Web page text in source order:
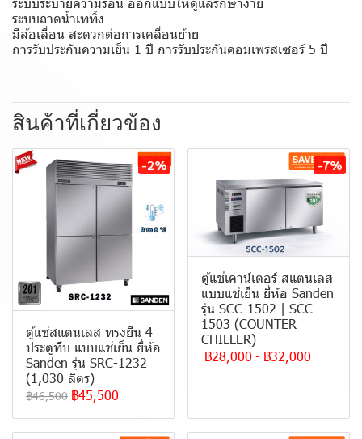
ระบบถาดน้ำเททิ้ง
มีล้อเลื่อน สะดวกต่อการเคลื่อนย้าย
การรับประกันความเย็น 1 ปี การรับประกันคอมเพรสเซอร์ 5 ปี
สินค้าที่เกี่ยวข้อง
-2%
ตู้แช่สแตนเลส ทรงยืน 4
ประตูทึบ แบบ แช่เย็น ยี่ห้อ
Sanden รุ่น SRC-1232
(1,030 ลิตร)
฿46,500 ฿45,500
-7%
ตู้แช่เคาน์เตอร์ สแตนเลส
แบบแช่เย็น ยี่ห้อ Sanden
รุ่น SCC-1502 | SCC-
1503 (COUNTER
CHILLER)
฿28,000 - ฿32,000